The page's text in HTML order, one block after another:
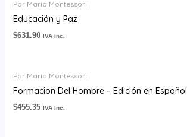
Por María Montessori
Educación y Paz
$631.90 IVA Inc.
Por María Montessori
Formacion Del Hombre – Edición en Español
$455.35 IVA Inc.